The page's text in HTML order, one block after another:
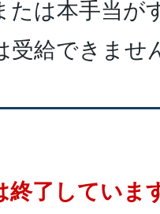
たは本手当が
受給できませ
終了していま